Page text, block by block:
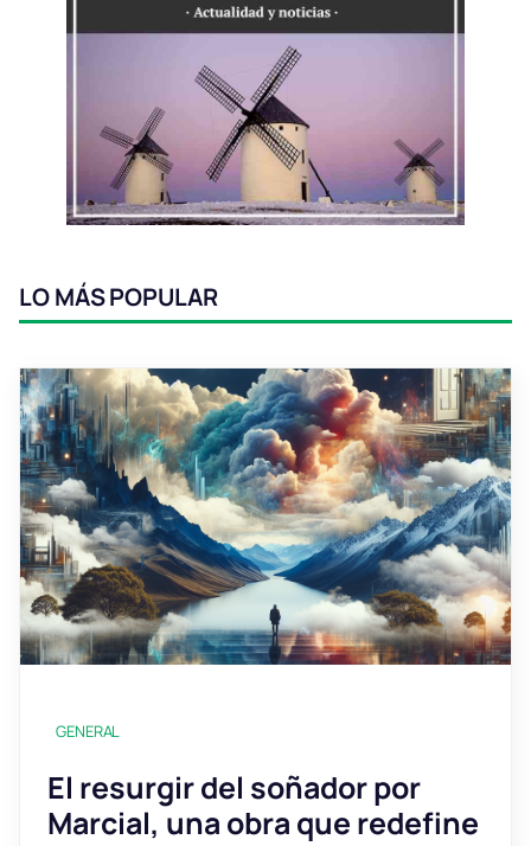
LO MÁS POPULAR
GENERAL
El resurgir del soñador por
Marcial, una obra que redefine